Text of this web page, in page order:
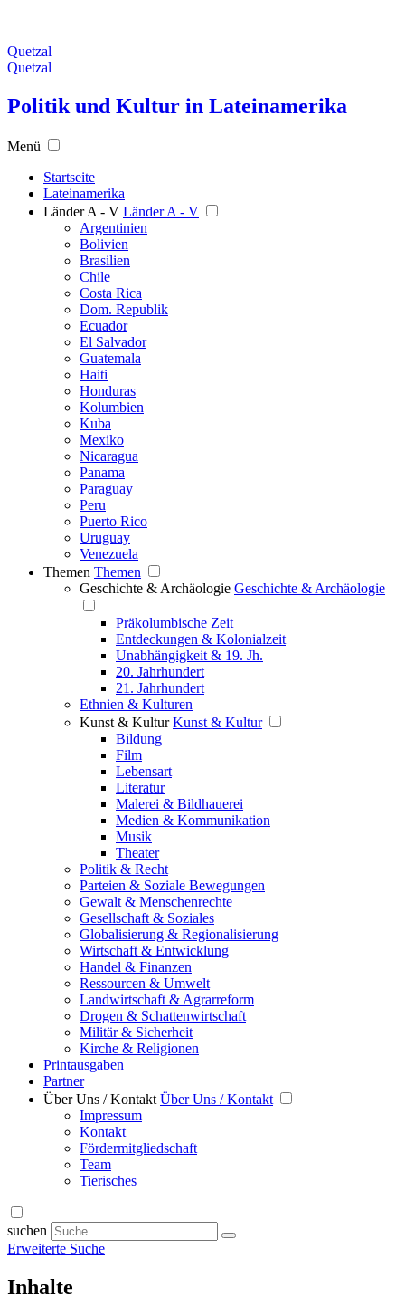
Quetzal
Quetzal
Politik und Kultur in Lateinamerika
Menü
Startseite
Lateinamerika
Länder A - V Länder A - V
Argentinien
Bolivien
Brasilien
Chile
Costa Rica
Dom. Republik
Ecuador
El Salvador
Guatemala
Haiti
Honduras
Kolumbien
Kuba
Mexiko
Nicaragua
Panama
Paraguay
Peru
Puerto Rico
Uruguay
Venezuela
Themen Themen
Geschichte & Archäologie Geschichte & Archäologie
Präkolumbische Zeit
Entdeckungen & Kolonialzeit
Unabhängigkeit & 19. Jh.
20. Jahrhundert
21. Jahrhundert
Ethnien & Kulturen
Kunst & Kultur Kunst & Kultur
Bildung
Film
Lebensart
Literatur
Malerei & Bildhauerei
Medien & Kommunikation
Musik
Theater
Politik & Recht
Parteien & Soziale Bewegungen
Gewalt & Menschenrechte
Gesellschaft & Soziales
Globalisierung & Regionalisierung
Wirtschaft & Entwicklung
Handel & Finanzen
Ressourcen & Umwelt
Landwirtschaft & Agrarreform
Drogen & Schattenwirtschaft
Militär & Sicherheit
Kirche & Religionen
Printausgaben
Partner
Über Uns / Kontakt Über Uns / Kontakt
Impressum
Kontakt
Fördermitgliedschaft
Team
Tierisches
suchen
Erweiterte Suche
Inhalte